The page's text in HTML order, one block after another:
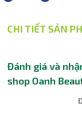
CHI TIẾT SẢN
Đánh giá và
shop Oanh